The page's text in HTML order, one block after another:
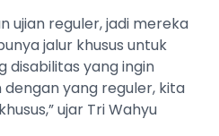
ujian reguler, jadi mereka
jalur khusus untuk
disabilitas yang ingin
yang reguler, kita
ujar Tri Wahyu